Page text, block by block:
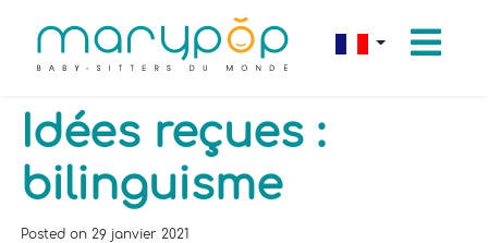
Idées reçues :
bilinguisme
Posted on29 janvier 2021